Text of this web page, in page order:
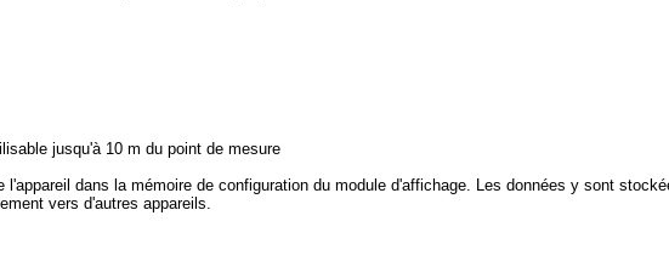
jusqu'à 10 m du point de mesure
dans la mémoire de configuration du module d'affichage. Les données y sont
vers d'autres appareils.